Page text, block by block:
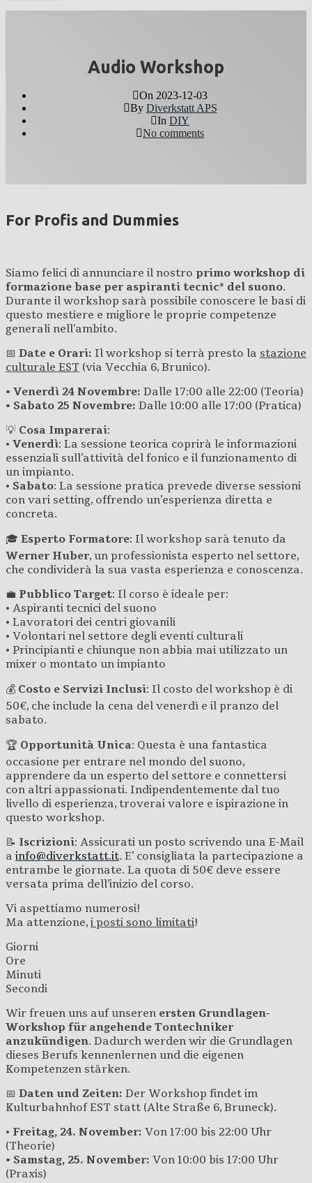
Audio Workshop
On 2023-12-03
By Diverkstatt APS
In DIY
No comments
For Profis and Dummies
Siamo felici di annunciare il nostro primo workshop di
formazione base per aspiranti tecnic* del suono.
Durante il workshop sarà possibile conoscere le basi di
questo mestiere e migliore le proprie competenze
generali nell’ambito.
📅 Date e Orari: Il workshop si terrà presto la stazione
culturale EST (via Vecchia 6, Brunico).
• Venerdì 24 Novembre: Dalle 17:00 alle 22:00 (Teoria)
• Sabato 25 Novembre: Dalle 10:00 alle 17:00 (Pratica)
💡 Cosa Imparerai:
• Venerdì: La sessione teorica coprirà le informazioni
essenziali sull’attività del fonico e il funzionamento di
un impianto.
• Sabato: La sessione pratica prevede diverse sessioni
con vari setting, offrendo un’esperienza diretta e
concreta.
🎓 Esperto Formatore: Il workshop sarà tenuto da
Werner Huber, un professionista esperto nel settore,
che condividerà la sua vasta esperienza e conoscenza.
💼 Pubblico Target: Il corso è ideale per:
• Aspiranti tecnici del suono
• Lavoratori dei centri giovanili
• Volontari nel settore degli eventi culturali
• Principianti e chiunque non abbia mai utilizzato un
mixer o montato un impianto
💰 Costo e Servizi Inclusi: Il costo del workshop è di
50€, che include la cena del venerdì e il pranzo del
sabato.
🏆 Opportunità Unica: Questa è una fantastica
occasione per entrare nel mondo del suono,
apprendere da un esperto del settore e connettersi
con altri appassionati. Indipendentemente dal tuo
livello di esperienza, troverai valore e ispirazione in
questo workshop.
📝 Iscrizioni: Assicurati un posto scrivendo una E-Mail
a info@diverkstatt.it. E’ consigliata la partecipazione a
entrambe le giornate. La quota di 50€ deve essere
versata prima dell’inizio del corso.
Vi aspettiamo numerosi!
Ma attenzione, i posti sono limitati!
Giorni
Ore
Minuti
Secondi
Wir freuen uns auf unseren ersten Grundlagen-
Workshop für angehende Tontechniker
anzukündigen. Dadurch werden wir die Grundlagen
dieses Berufs kennenlernen und die eigenen
Kompetenzen stärken.
📅 Daten und Zeiten: Der Workshop findet im
Kulturbahnhof EST statt (Alte Straße 6, Bruneck).
• Freitag, 24. November: Von 17:00 bis 22:00 Uhr
(Theorie)
• Samstag, 25. November: Von 10:00 bis 17:00 Uhr
(Praxis)